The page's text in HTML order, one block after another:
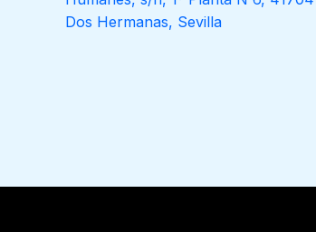
Dos Hermanas, Sevilla